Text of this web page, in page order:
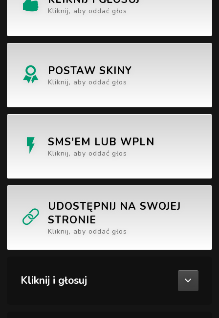
Kliknij, aby oddać głos
POSTAW SKINY
Kliknij, aby oddać głos
SMS'EM LUB WPLN
Kliknij, aby oddać głos
UDOSTĘPNIJ NA SWOJEJ
STRONIE
Kliknij, aby oddać głos
Kliknij i głosuj